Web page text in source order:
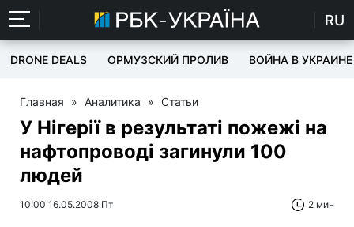
RU
DRONE DEALS ОРМУЗСКИЙ ПРОЛИВ ВОЙНА В УКРАИНЕ
Главная » Аналитика » Статьи
У Нігерії в результаті пожежі на
нафтопроводі загинули 100
людей
10:00 16.05.2008 Пт 2 мин